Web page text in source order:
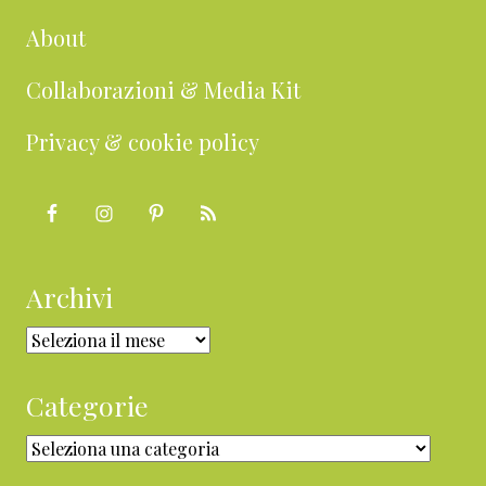
About
Collaborazioni & Media Kit
Privacy & cookie policy
Archivi
Archivi
Categorie
Categorie